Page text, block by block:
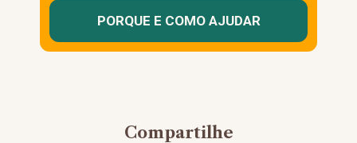
PORQUE E COMO AJUDAR
Compartilhe